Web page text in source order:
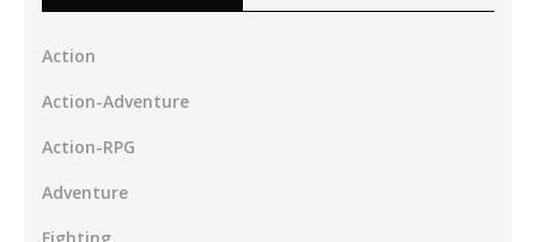
Action
Action-Adventure
Action-RPG
Adventure